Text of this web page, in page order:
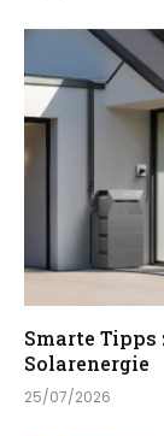
Smarte
Solarenergie
25/07/2026